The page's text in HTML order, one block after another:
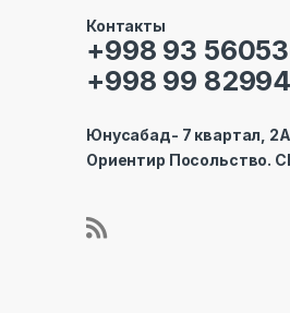
Контакты
+998 93
+998 99
Юнусабад- 7 квартал,
Ориентир Посольство.